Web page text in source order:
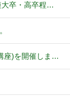
大卒・高卒程…
座)を開催しま…